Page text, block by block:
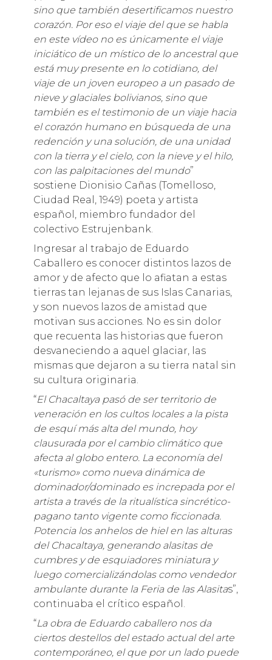
sino que también desertificamos nuestro
corazón. Por eso el viaje del que se habla
en este vídeo no es únicamente el viaje
iniciático de un místico de lo ancestral que
está muy presente en lo cotidiano, del
viaje de un joven europeo a un pasado de
nieve y glaciales bolivianos, sino que
también es el testimonio de un viaje hacia
el corazón humano en búsqueda de una
redención y una solución, de una unidad
con la tierra y el cielo, con la nieve y el hilo,
con las palpitaciones del mundo”
sostiene Dionisio Cañas (Tomelloso,
Ciudad Real, 1949) poeta y artista
español, miembro fundador del
colectivo Estrujenbank.
Ingresar al trabajo de Eduardo
Caballero es conocer distintos lazos de
amor y de afecto que lo afiatan a estas
tierras tan lejanas de sus Islas Canarias,
y son nuevos lazos de amistad que
motivan sus acciones. No es sin dolor
que recuenta las historias que fueron
desvaneciendo a aquel glaciar, las
mismas que dejaron a su tierra natal sin
su cultura originaria.
“El Chacaltaya pasó de ser territorio de
veneración en los cultos locales a la pista
de esquí más alta del mundo, hoy
clausurada por el cambio climático que
afecta al globo entero. La economía del
«turismo» como nueva dinámica de
dominador/dominado es increpada por el
artista a través de la ritualística sincrético-
pagano tanto vigente como ficcionada.
Potencia los anhelos de hiel en las alturas
del Chacaltaya, generando alasitas de
cumbres y de esquiadores miniatura y
luego comercializándolas como vendedor
ambulante durante la Feria de las Alasitas”,
continuaba el crítico español.
“La obra de Eduardo caballero nos da
ciertos destellos del estado actual del arte
contemporáneo, el que por un lado puede